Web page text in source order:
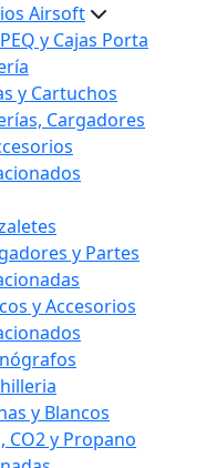
Airsoft
y Cajas Porta
y Cartuchos
Cargadores
y Partes
y Accesorios
y Blancos
CO2 y Propano